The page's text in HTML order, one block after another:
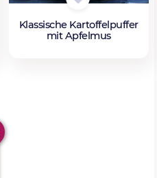
Klassische Kartoffelpuffer
mit Apfelmus